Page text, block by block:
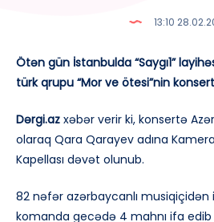
13:10
Ötən gün İstanbulda “Saygı1”
türk qrupu “Mor ve ötesi”nin
Dərgi.az xəbər verir ki, konsertə
olaraq Qara Qarayev adına
Kapellası dəvət olunub.
82 nəfər azərbaycanlı
komanda gecədə 4 mahnı ifa